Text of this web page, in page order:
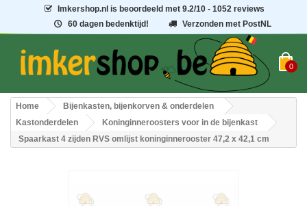
Imkershop.nl is beoordeeld met9.2/10 - 1052 reviews
60 dagen bedenktijd!
Verzonden met PostNL
0
Home
Bijenkasten, bijenkorven & onderdelen
Kastonderdelen
Koninginneroosters voor in de bijenkast
Spaarkast 4 zijden RVS omlijst koninginnerooster 47,2 x 42,1 cm